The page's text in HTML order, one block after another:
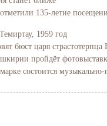
135-летие
1959 год
бюст царя
пройдёт
состоится